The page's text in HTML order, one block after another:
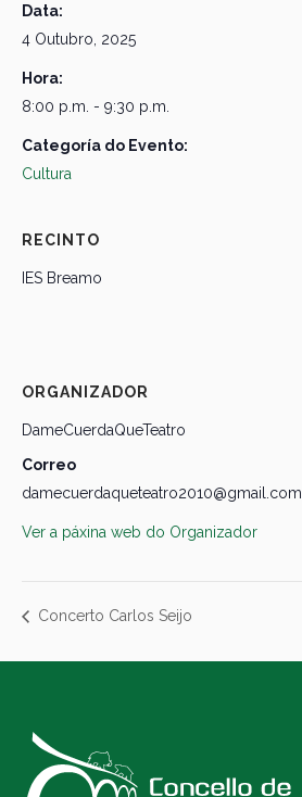
Data:
4 Outubro, 2025
Hora:
8:00 p.m. - 9:30 p.m.
Categoría do Evento:
Cultura
RECINTO
IES Breamo
ORGANIZADOR
DameCuerdaQueTeatro
Correo
damecuerdaqueteatro2010@gmail.com
Ver a páxina web do Organizador
Concerto Carlos Seijo